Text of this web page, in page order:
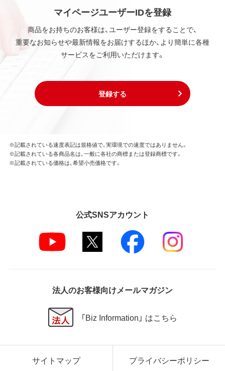
マイページユーザーIDを登録
商品をお持ちのお客様は、ユーザー登録をすることで、
重要なお知らせや最新情報をお届けするほか、より簡単に各種
サービスをご利用いただけます。
登録する
※記載されている速度表記は規格値で、実環境での速度ではありません。
※記載されている各商品名は、一般に各社の商標または登録商標です。
※記載されている価格は、希望小売価格です。
公式SNSアカウント
法人のお客様向けメールマガジン
「Biz Information」 はこちら
サイトマップ プライバシーポリシー